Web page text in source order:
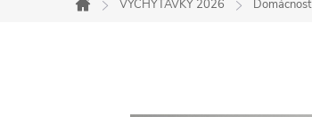
Domů
VYCHYTÁVKY 2026 Domácnost